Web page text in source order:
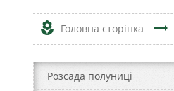
local_florist Головна сторінка trending_flat
Розсада полуниці